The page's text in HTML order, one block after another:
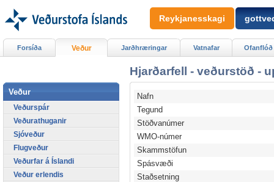
Hjarðarfell - veðurstöð -
Nafn
Tegund
Stöðvanúmer
WMO-númer
Skammstöfun
Spásvæði
Staðsetning
Forsíða Veður Jarðhræringar Vatnafar Ofanflóð
Veður
Veðurspár
Veðurathuganir
Sjóveður
Flugveður
Veðurfar á Íslandi
Veður erlendis
Reykjanesskagi